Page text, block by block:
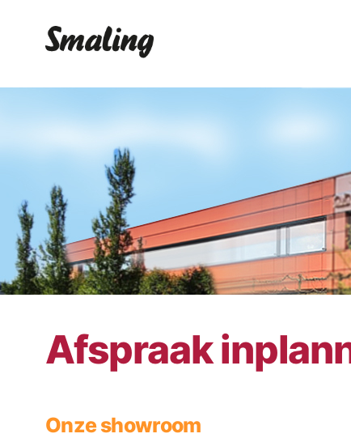
Afspraak
Onze showroom